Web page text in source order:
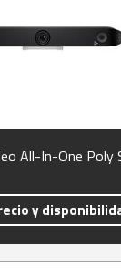
All-In-One Poly
y